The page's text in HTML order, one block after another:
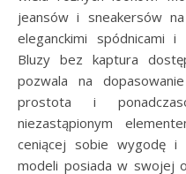
jeansów i sneakersów
eleganckimi spódnicami
Bluzy bez kaptura
pozwala na
prostota i
niezastąpionym
ceniącej sobie wygodę i
modeli posiada w swojej